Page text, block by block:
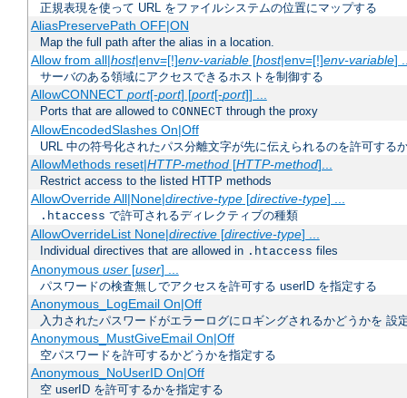
正規表現を使って URL をファイルシステムの位置にマップする
AliasPreservePath OFF|ON
Map the full path after the alias in a location.
Allow from all|host|env=[!]env-variable[host|env=[!]env-variable]
サーバのある領域にアクセスできるホストを制御する
AllowCONNECT port[-port] [port[-port]] ...
Ports that are allowed to CONNECT through the proxy
AllowEncodedSlashes On|Off
URL 中の符号化されたパス分離文字が先に伝えられるのを許可する
AllowMethods reset|HTTP-method[HTTP-method]...
Restrict access to the listed HTTP methods
AllowOverride All|None|directive-type[directive-type] ...
.htaccess で許可されるディレクティブの種類
AllowOverrideList None|directive[directive-type] ...
Individual directives that are allowed in .htaccess files
Anonymous user[user] ...
パスワードの検査無しでアクセスを許可する userID を指定する
Anonymous_LogEmail On|Off
入力されたパスワードがエラーログにロギングされるかどうかを 設
Anonymous_MustGiveEmail On|Off
空パスワードを許可するかどうかを指定する
Anonymous_NoUserID On|Off
空 userID を許可するかを指定する